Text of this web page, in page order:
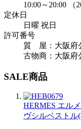
10:00～20:00 （
定休日
日曜 祝日
許可番号
質 屋：大阪府
古物商：大阪府
SALE商品
HERMES エル
ヴシルベスト